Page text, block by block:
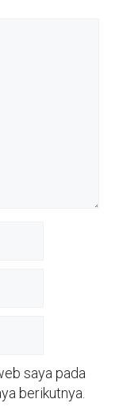
saya pada
berikutnya.